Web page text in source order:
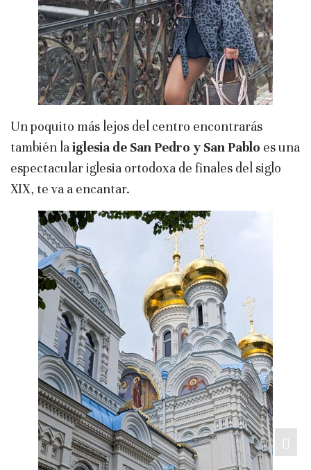
Un poquito más lejos del centro encontrarás
también laiglesia de San Pedro y San Pablo es una
espectacular iglesia ortodoxa de finales del siglo
XIX, te va a encantar.